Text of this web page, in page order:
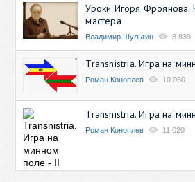
Уроки Игоря Фроянова.
мастера
Владимир Шульгин 8 839
Transnistria. Игра на
Роман Коноплев 10 060
Transnistria. Игра на
Роман Коноплев 11 020